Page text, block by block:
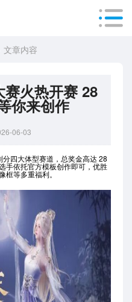
文章内容
火热开赛 28
你来创作
06-03
四大体型赛道，总奖金高达 28
手依托官方模板创作即可，优胜
框等多重福利。